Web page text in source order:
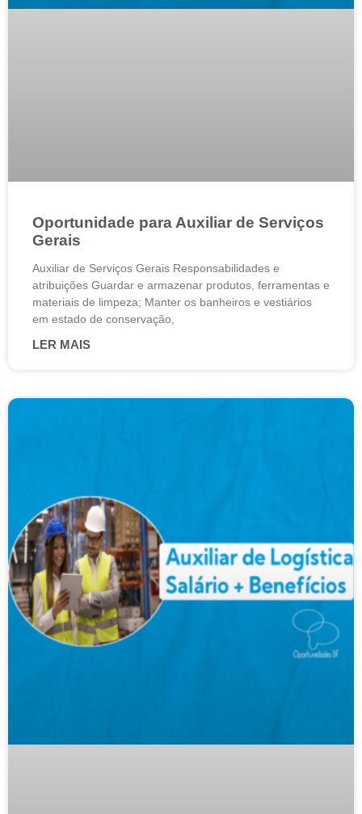
Oportunidade para Auxiliar de Serviços
Gerais
Auxiliar de Serviços Gerais Responsabilidades e
atribuições Guardar e armazenar produtos, ferramentas e
materiais de limpeza; Manter os banheiros e vestiários
em estado de conservação,
LER MAIS